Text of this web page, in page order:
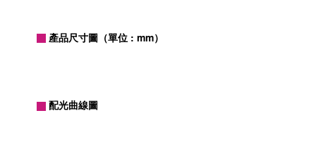
產品尺寸圖（單位 : mm）
配光曲線圖